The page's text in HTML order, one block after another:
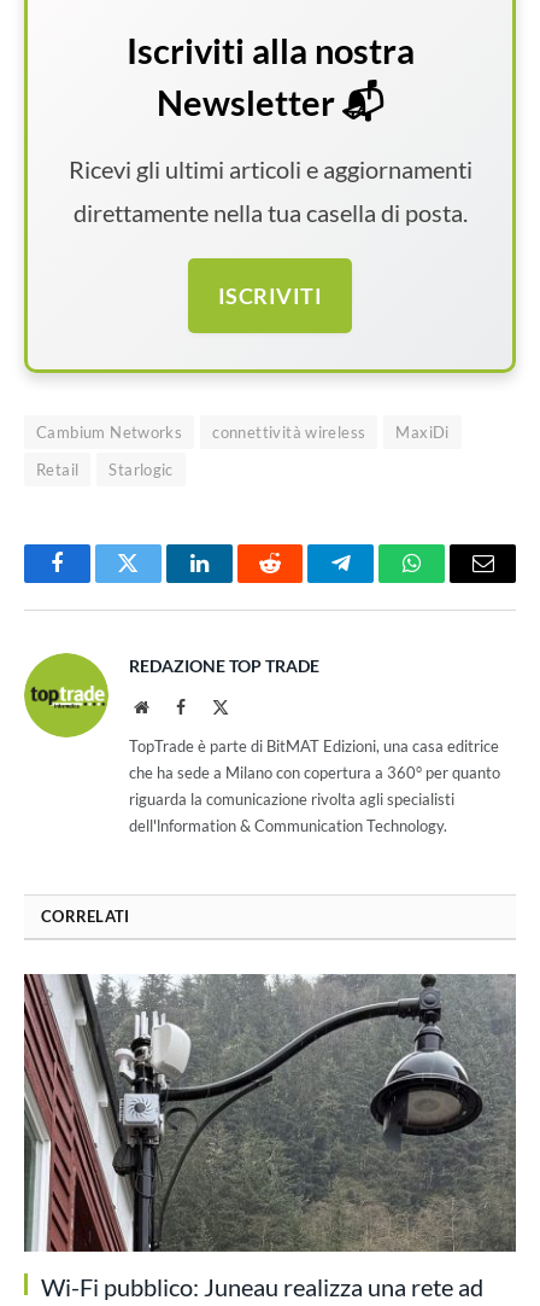
Iscriviti alla nostra
Newsletter 📬
Ricevi gli ultimi articoli e aggiornamenti
direttamente nella tua casella di posta.
ISCRIVITI
Cambium Networks connettività wireless
MaxiDi
Retail
Starlogic
FacebookTwitter LinkedInReddit TelegramWhatsAppEmail
REDAZIONE TOP TRADE
WebsiteFacebook
TopTrade è parte di BitMAT Edizioni, una casa editrice
che ha sede a Milano con copertura a 360° per quanto
riguarda la comunicazione rivolta agli specialisti
dell'lnformation & Communication Technology.
CORRELATI
Wi-Fi pubblico: Juneau realizza una rete ad